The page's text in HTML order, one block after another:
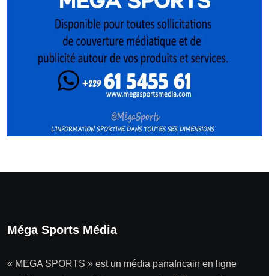
Méga Sports Média
« MEGA SPORTS » est un média panafricain en ligne